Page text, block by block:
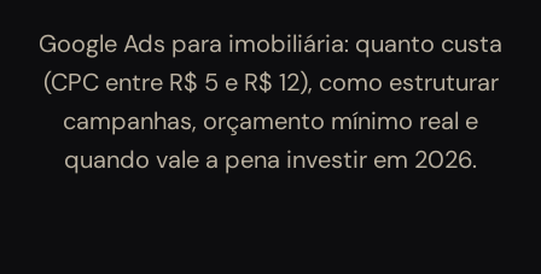
Google Ads para imobiliária: quanto custa
(CPC entre R$ 5 e R$ 12), como estruturar
campanhas, orçamento mínimo real e
quando vale a pena investir em 2026.